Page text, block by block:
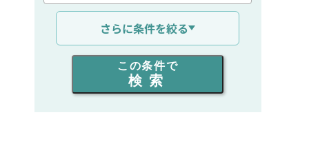
通信距離を選ぶ
出力を選ぶ
同時通話人数を選ぶ
さらに条件を絞る
この条件で
検索